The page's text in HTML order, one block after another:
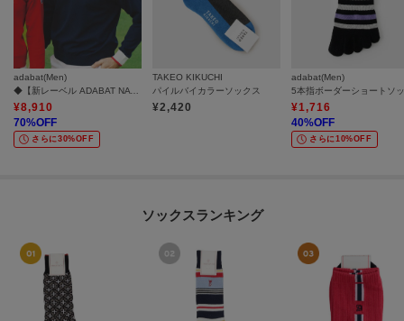
adabat(Men)
¥8,910
70%OFF
さらに30%OFF
TAKEO KIKUCHI
パイルバイカラーソックス
¥2,420
adabat(Men)
¥1,716
40%OFF
さらに10%OFF
ソックスランキング